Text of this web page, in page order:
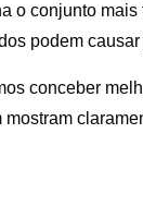
o conjunto
podem
conceber